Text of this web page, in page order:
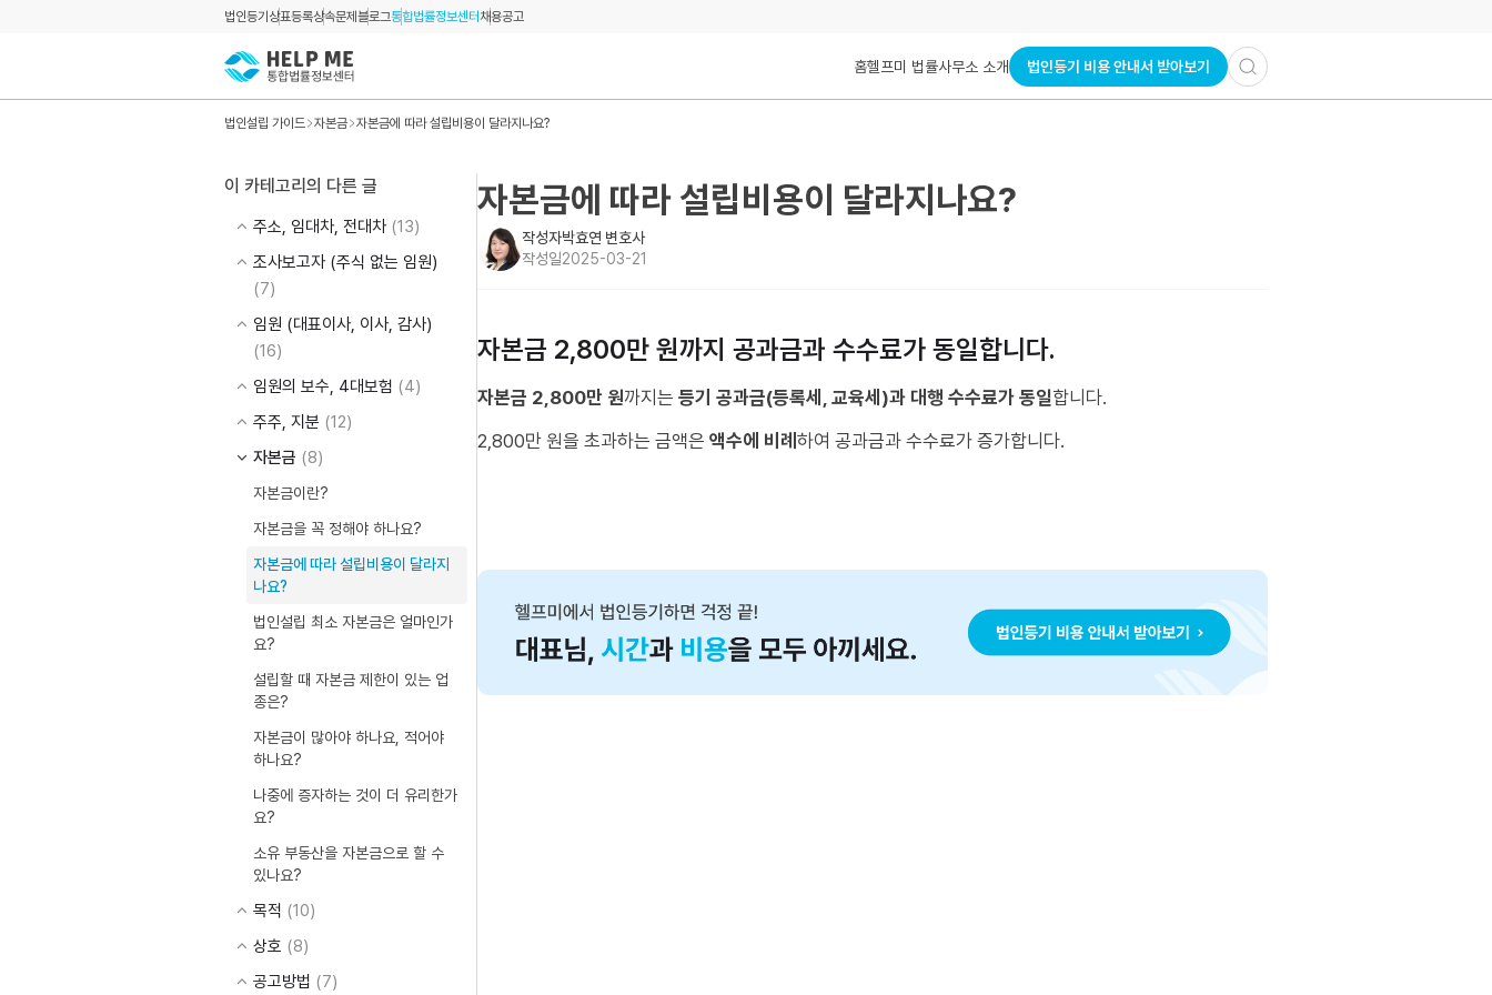
법인등기 상표등록상속문제 블로그통합법률정보센터 채용공고
홈헬프미 법률사무소 소개 법인등기 비용 안내서 받아보기
법인설립 가이드 자본금 자본금에 따라 설립비용이 달라지나요?
이 카테고리의 다른 글
주소, 임대차, 전대차 (13)
조사보고자 (주식 없는 임원)
(7)
임원 (대표이사, 이사, 감사)
(16)
임원의 보수, 4대보험 (4)
주주, 지분 (12)
자본금 (8)
자본금이란?
자본금을 꼭 정해야 하나요?
자본금에 따라 설립비용이 달라지
나요?
법인설립 최소 자본금은 얼마인가
요?
설립할 때 자본금 제한이 있는 업
종은?
자본금이 많아야 하나요, 적어야
하나요?
나중에 증자하는 것이 더 유리한가
요?
소유 부동산을 자본금으로 할 수
있나요?
목적 (10)
상호 (8)
공고방법 (7)
자본금에 따라 설립비용이 달라지나요?
작성자박효연 변호사
작성일2025-03-21
자본금 2,800만 원까지 공과금과 수수료가 동일합니다.
자본금 2,800만 원까지는 등기 공과금(등록세, 교육세)과 대행 수수료가 동일합니다.
2,800만 원을 초과하는 금액은 액수에 비례 하여 공과금과 수수료가 증가합니다.